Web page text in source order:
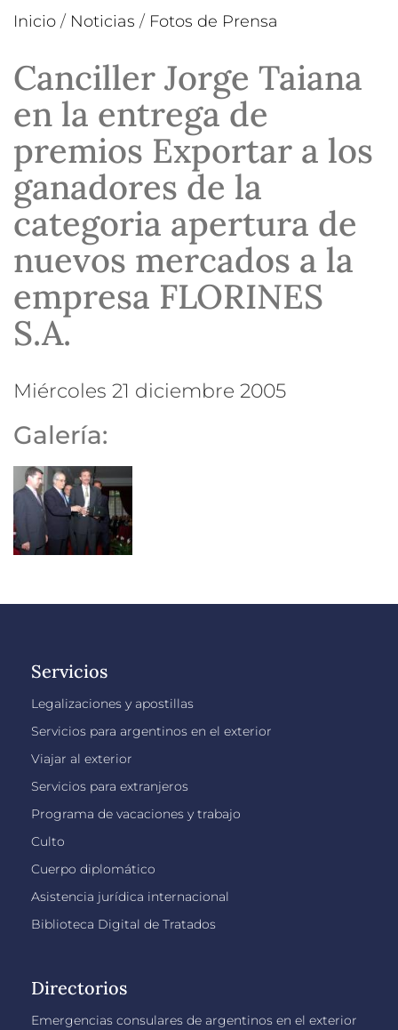
Inicio / Noticias / Fotos de Prensa
Canciller Jorge Taiana
en la entrega de
premios Exportar a los
ganadores de la
categoria apertura de
nuevos mercados a la
empresa FLORINES
S.A.
miércoles 21 diciembre 2005
Galería:
Servicios
Legalizaciones y apostillas
Servicios para argentinos en el exterior
Viajar al exterior
Servicios para extranjeros
Programa de vacaciones y trabajo
Culto
Cuerpo diplomático
Asistencia jurídica internacional
Biblioteca Digital de Tratados
Directorios
Emergencias consulares de argentinos en el exterior